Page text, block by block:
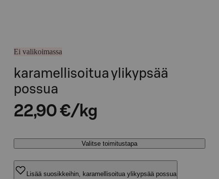
Ei valikoimassa
karamellisoitua ylikypsää
possua
22,90 €/kg
Valitse toimitustapa
Lisää suosikkeihin, karamellisoitua ylikypsää possua